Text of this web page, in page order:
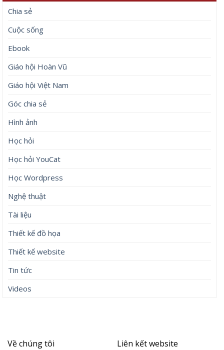
Chia sẻ
Cuộc sống
Ebook
Giáo hội Hoàn Vũ
Giáo hội Việt Nam
Góc chia sẻ
Hình ảnh
Học hỏi
Học hỏi YouCat
Học Wordpress
Nghệ thuật
Tài liệu
Thiết kế đồ họa
Thiết kế website
Tin tức
Videos
Về chúng tôi Liên kết website